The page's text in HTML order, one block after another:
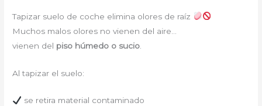
Tapizar suelo de coche elimina olores de raíz
Muchos malos olores no vienen del aire…
vienen del piso húmedo o sucio
Al tapizar el suelo:
se retira material contaminado